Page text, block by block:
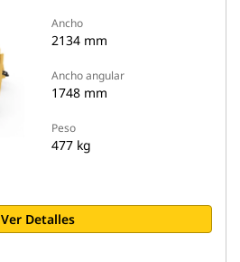
Ancho
2134 mm
Ancho angular
1748 mm
Peso
477 kg
Ver Detalles